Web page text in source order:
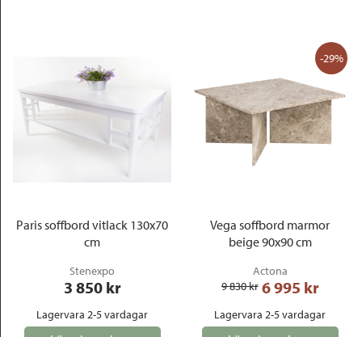
Paris soffbord vitlack 130x70
cm
Stenexpo
3 850 kr
Lagervara 2-5 vardagar
-29%
Vega soffbord marmor
beige 90x90 cm
Actona
9 830 kr 6 995 kr
Lagervara 2-5 vardagar